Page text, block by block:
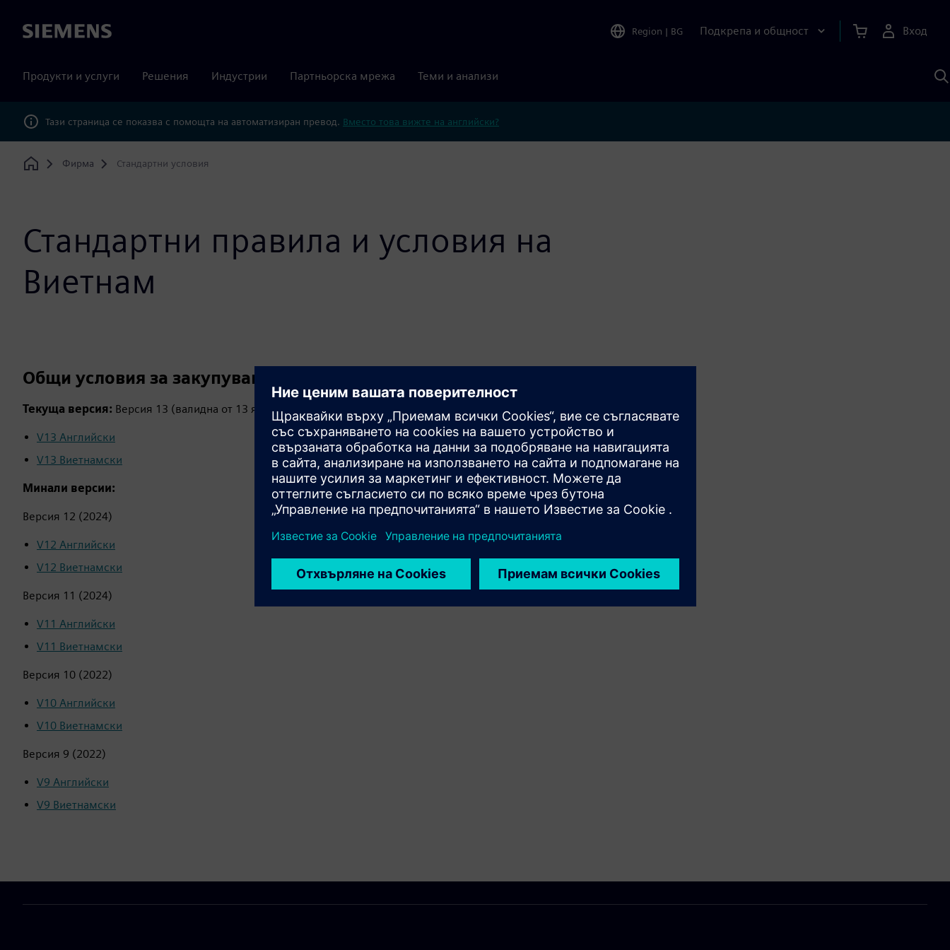
Siemens Region | BG Подкрепа и общност Вход
Продукти и услуги Решения Индустрии Партньорска мрежа Теми и анализи
с
Тази страница се показва с помощта на автоматизиран превод. Вместо това вижте на английски?
Home
Фирма Стандартни условия
Стандартни правила и условия на
Виетнам
Общи условия за закупуване на стоки и услуги
Текуща версия: Версия 13 (валидна от 13 януари 2026 г.)
V13 Английски
V13 Виетнамски
Минали версии:
Версия 12 (2024)
V12 Английски
V12 Виетнамски
Версия 11 (2024)
V11 Английски
V11 Виетнамски
Версия 10 (2022)
V10 Английски
V10 Виетнамски
Версия 9 (2022)
V9 Английски
V9 Виетнамски